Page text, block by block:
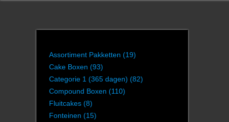
Assortiment Pakketten (19)
Cake Boxen (93)
Categorie 1 (365 dagen) (82)
Compound Boxen (110)
Fluitcakes (8)
Fonteinen (15)